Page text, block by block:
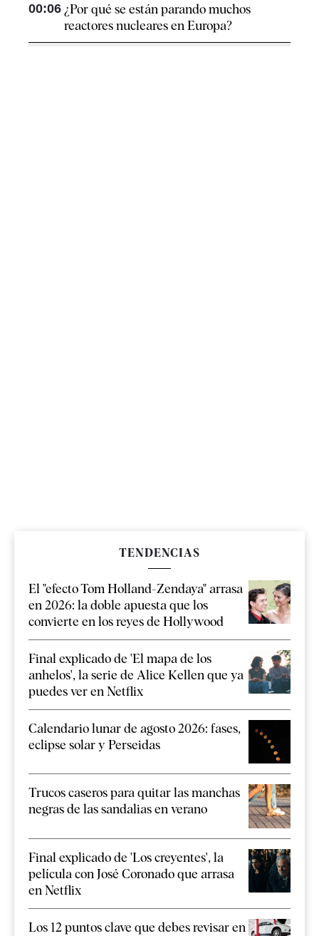
00:06 ¿Por qué se están parando muchos
reactores nucleares en Europa?
TENDENCIAS
El "efecto Tom Holland-Zendaya" arrasa
en 2026: la doble apuesta que los
convierte en los reyes de Hollywood
Final explicado de 'El mapa de los
anhelos', la serie de Alice Kellen que ya
puedes ver en Netflix
Calendario lunar de agosto 2026: fases,
eclipse solar y Perseidas
Trucos caseros para quitar las manchas
negras de las sandalias en verano
Final explicado de 'Los creyentes', la
película con José Coronado que arrasa
en Netflix
Los 12 puntos clave que debes revisar en